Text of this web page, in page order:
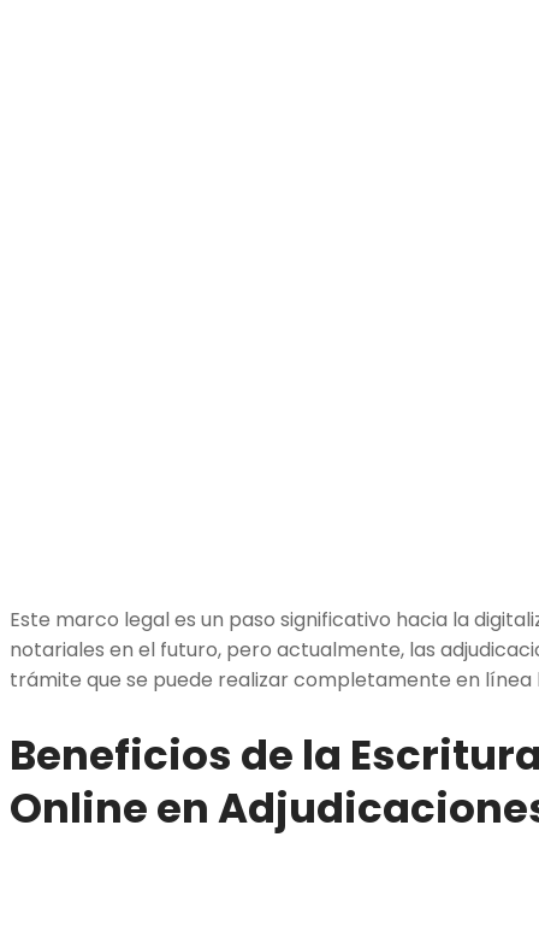
Este marco legal es un paso significativo hacia la
notariales en el futuro, pero actualmente, las
trámite que se puede realizar completamente en línea
Beneficios de la
Online en